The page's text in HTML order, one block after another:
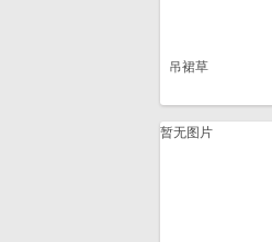
吊裙草
暂无图片